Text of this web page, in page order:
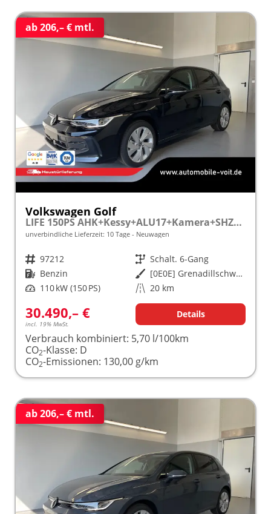
ab 206,– € mtl.
Volkswagen Golf
LIFE 150PS AHK+Kessy+ALU17+Kamera+SHZ+Parklenk+Alarm
unverbindliche Lieferzeit: 10 Tage Neuwagen
Fahrzeugnr. 97212 Getriebe Schalt. 6-Gang
Kraftstoff Benzin Außenfarbe
[0E0E] Grenadillschwarz Metallic
Leistung 110 kW (150 PS) Kilometerstand 20 km
30.490,– €
incl. 19% MwSt.
Details
Verbrauch kombiniert: 5,70 l/100km
CO2-Klasse: D
CO2-Emissionen: 130,00 g/km
ab 206,– € mtl.